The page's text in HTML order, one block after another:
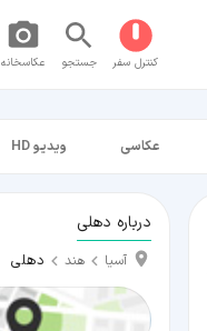
کنترل سفر جستجو عکاسخانه
عکاسی ویدیو HD
درباره دهلی
آسیا هند دهلی